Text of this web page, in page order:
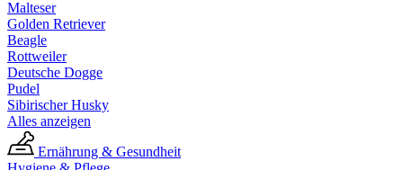
Malteser
Golden Retriever
Beagle
Rottweiler
Deutsche Dogge
Pudel
Sibirischer Husky
Alles anzeigen
Ernährung & Gesundheit